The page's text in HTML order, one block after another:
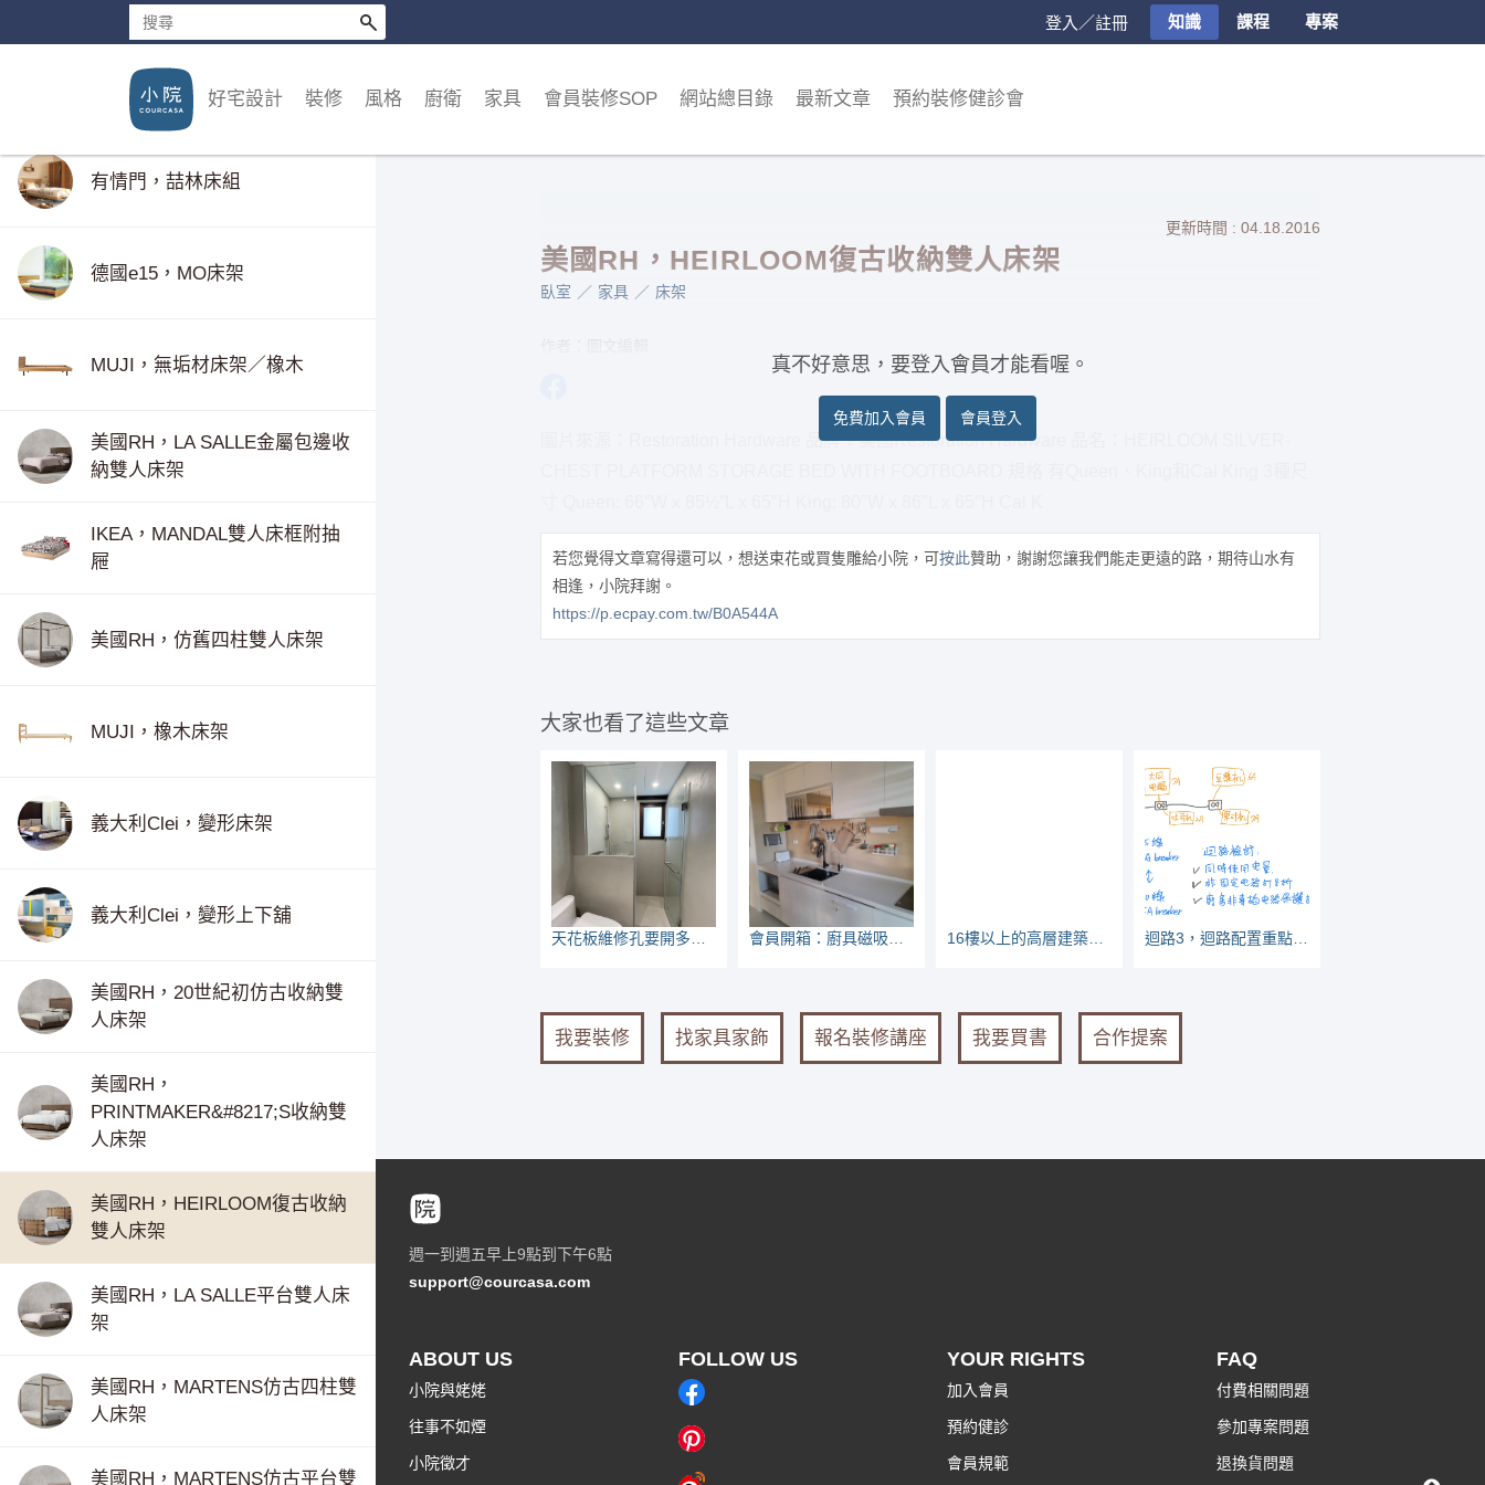
登入／註冊 知識 課程 專案
好宅設計 裝修 風格 廚衛 家具 會員裝修SOP 網站總目錄 最新文章 預約裝修健診會
德國e15，NOAH床架
有情門，喆林床組
德國e15，MO床架
MUJI，無垢材床架／橡木
美國RH，LA SALLE金屬包邊收
納雙人床架
IKEA，MANDAL雙人床框附抽
屜
美國RH，仿舊四柱雙人床架
MUJI，橡木床架
義大利Clei，變形床架
義大利Clei，變形上下舖
美國RH，20世紀初仿古收納雙
人床架
美國RH，
PRINTMAKER&#8217;S收納雙
人床架
美國RH，HEIRLOOM復古收納
雙人床架
美國RH，LA SALLE平台雙人床
架
美國RH，MARTENS仿古四柱雙
人床架
美國RH，MARTENS仿古平台雙
更新時間 : 04.18.2016
美國RH，HEIRLOOM復古收納雙人床架
臥室 家具 床架
圖片來源：Restoration Hardware 品牌：美國Restoration Hardware 品名：HEIRLOOM SILVER-
真不好意思，要登入會員才能看喔。
免費加入會員 會員登入
若您覺得文章寫得還可以，想送束花或買隻雕給小院，可按此贊助，謝謝您讓我們能走更遠的路，期待山水有
相逢，小院拜謝。
https://p.ecpay.com.tw/B0A544A
大家也看了這些文章
16樓以上的高層建築物，管材要不要用不燃管？ 迴路3，迴路配置重點「同時使用」
我要裝修 找家具家飾 報名裝修講座 我要買書 合作提案
週一到週五早上9點到下午6點
support@courcasa.com
ABOUT US
小院與姥姥
往事不如煙
小院徵才
FOLLOW US YOUR RIGHTS
加入會員
預約健診
會員規範
FAQ
付費相關問題
參加專案問題
退換貨問題